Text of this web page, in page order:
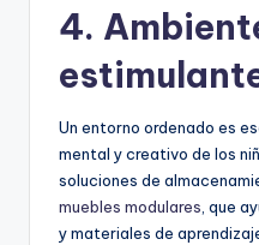
4.
Un entorno ordenado es
mental y creativo de los
soluciones de
muebles modulares , que
y materiales de